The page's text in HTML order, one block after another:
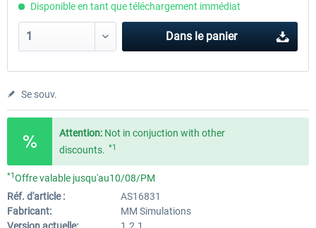
Disponible en tant que téléchargement immédiat
Dans le panier
Se souv.
Attention: Not in conjuction with other
discounts. *1
*1Offre valable jusqu'au10/08/PM
Réf. d'article :
AS16831
Fabricant:
MM Simulations